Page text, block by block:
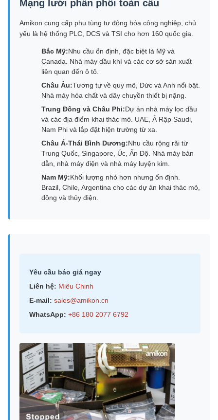
Mạng lưới phân phối toàn cầu
Amikon cung cấp phụ tùng tự động hóa công nghiệp, chủ
yếu là hệ thống PLC, DCS và TSI cho hơn 160 quốc gia.
Bắc Mỹ:Nhu cầu ổn định, đặc biệt là Mỹ và
Canada. Nhà máy dầu khí và các cơ sở sản xuất
liên quan đến ô tô.
Châu Âu:Tương tự về quy mô, Đức và Anh nổi bật.
Nhà máy hóa chất và dây chuyền thiết bị nặng.
Trung Đông và Châu Phi:Dự án nhà máy lọc dầu
và các địa điểm khai thác mỏ. UAE, Ả Rập Saudi,
Nam Phi và lắp đặt hiện trường từ xa.
Châu Á-Thái Bình Dương:Nhu cầu rộng rãi từ
Trung Quốc, Singapore, Úc, Ấn Độ. Nhà máy bán
dẫn, nhà máy điện và nhà máy luyện kim.
Nam Mỹ:Khối lượng nhỏ hơn nhưng ổn định.
Brazil, Chile, Argentina cho các dự án khai thác mỏ,
đồng và thủy điện.
Yêu cầu báo giá ngay
Liên hệ: Miêu Chinh
E-mail: sales@amikon.cn
WhatsApp: +86 180 2077 6792